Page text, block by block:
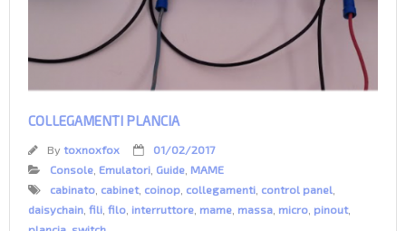
COLLEGAMENTI PLANCIA
Bytoxnoxfox
01/02/2017
Console Emulatori Guide MAME
cabinato cabinet, coinop collegamenti control panel
daisychain fili filo interruttore mame massa micro pinout,